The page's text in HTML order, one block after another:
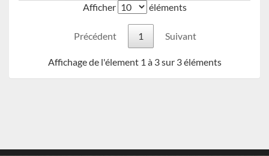
Afficher
éléments
Précédent 1 Suivant
Affichage de l'élement 1 à 3 sur 3 éléments